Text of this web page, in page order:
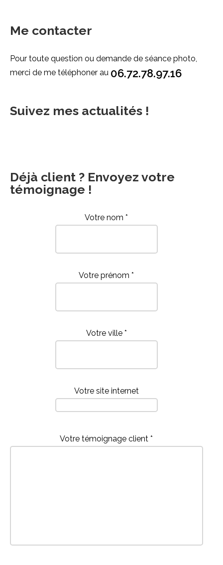
Me contacter
Pour toute question ou demande de séance photo,
merci de me téléphoner au 06.72.78.97.16
Suivez mes actualités !
Déjà client ? Envoyez votre
témoignage !
Votre nom *
Votre prénom *
Votre ville *
Votre site internet
Votre témoignage client *